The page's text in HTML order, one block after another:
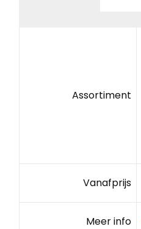
Assortiment
Vanafprijs
Meer info